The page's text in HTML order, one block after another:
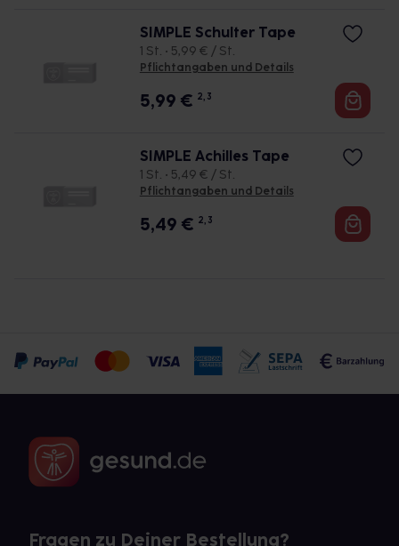
SIMPLE Schulter Tape
1 St. • 5,99 € / St.
Pflichtangaben und Details
5,99 € 2, 3
SIMPLE Achilles Tape
1 St. • 5,49 € / St.
Pflichtangaben und Details
5,49 € 2, 3
Fragen zu Deiner Bestellung?